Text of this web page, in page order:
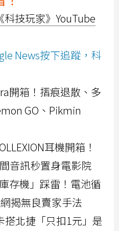
科技玩家》YouTube
News按下追蹤，科
開箱！摺痕退散、多
GO、Pikmin
耳機開箱！
音訊秒置身電影院
存機」踩雷！電池循
揭無良賣家手法
搭北捷「只扣1元」是